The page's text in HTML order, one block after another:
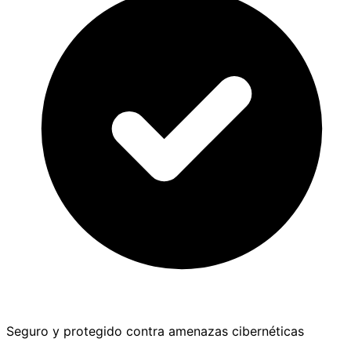
Seguro y protegido contra amenazas cibernéticas